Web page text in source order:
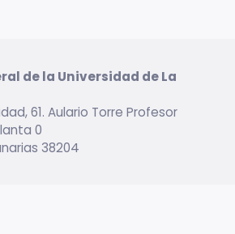
de la Universidad de La
61. Aulario Torre Profesor
0
38204